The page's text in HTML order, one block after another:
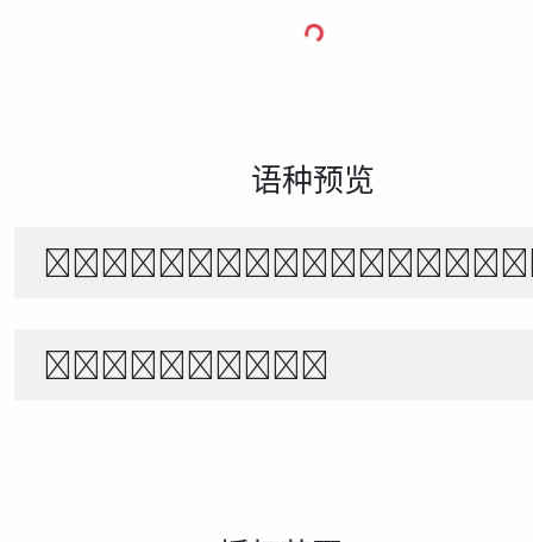
语种预览
별빛 아래, 바람이 불어오는
1234567890